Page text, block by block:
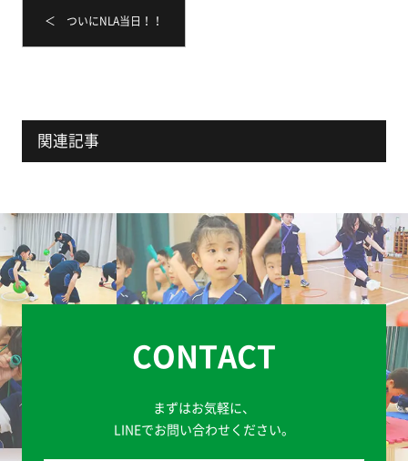
＜ ついにNLA当日！！
関連記事
CONTACT
まずはお気軽に、
LINEでお問い合わせください。